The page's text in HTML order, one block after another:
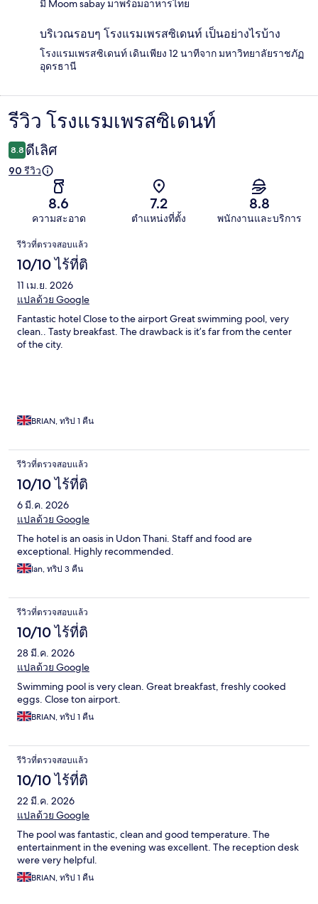
มี Moom sabay มาพร้อมอาหารไทย
บริเวณรอบๆ โรงแรมเพรสซิเดนท์ เป็นอย่างไรบ้าง
โรงแรมเพรสซิเดนท์ เดินเพียง 12 นาทีจาก มหาวิทยาลัยราชภัฏ
อุดรธานี
รีวิว
รีวิว โรงแรมเพรสซิเดนท์
8.8 ดีเลิศ
90 รีวิว
8.6
ความสะอาด
7.2
ตำแหน่งที่ตั้ง
8.8
พนักงานและบริการ
รีวิว
รีวิวที่ตรวจสอบแล้ว
10/10 ไร้ที่ติ
11 เม.ย. 2026
แปลด้วย Google
Fantastic hotel Close to the airport Great swimming pool, very
clean.. Tasty breakfast. The drawback is it’s far from the center
of the city.
BRIAN, ทริป 1 คืน
รีวิวที่ตรวจสอบแล้ว
10/10 ไร้ที่ติ
6 มี.ค. 2026
แปลด้วย Google
The hotel is an oasis in Udon Thani. Staff and food are
exceptional. Highly recommended.
Ian, ทริป 3 คืน
รีวิวที่ตรวจสอบแล้ว
10/10 ไร้ที่ติ
28 มี.ค. 2026
แปลด้วย Google
Swimming pool is very clean. Great breakfast, freshly cooked
eggs. Close ton airport.
BRIAN, ทริป 1 คืน
รีวิวที่ตรวจสอบแล้ว
10/10 ไร้ที่ติ
22 มี.ค. 2026
แปลด้วย Google
The pool was fantastic, clean and good temperature. The
entertainment in the evening was excellent. The reception desk
were very helpful.
BRIAN, ทริป 1 คืน